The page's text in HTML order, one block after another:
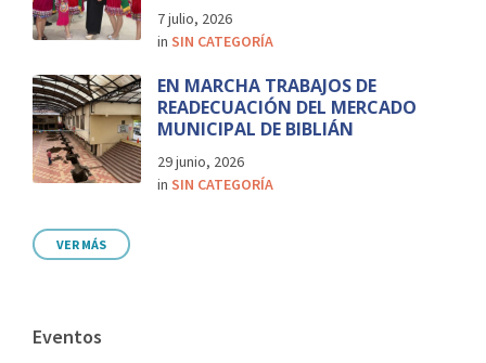
7 julio, 2026
in SIN CATEGORÍA
EN MARCHA TRABAJOS DE
READECUACIÓN DEL MERCADO
MUNICIPAL DE BIBLIÁN
29 junio, 2026
in SIN CATEGORÍA
VER MÁS
Eventos